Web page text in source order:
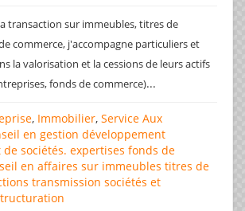
transaction sur immeubles, titres de
commerce, j'accompagne particuliers et
la valorisation et la cessions de leurs actifs
fonds de commerce)...
, Immobilier, Service Aux
en gestion développement
sociétés. expertises fonds de
en affaires sur immeubles titres de
transmission sociétés et